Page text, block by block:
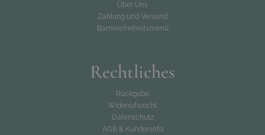
Über Uns
Zahlung und Versand
Barrierefreiheitsmenü
Rechtliches
Rückgabe
Widerrufsrecht
Datenschutz
AGB & Kundeninfo